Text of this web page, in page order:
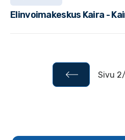
Elinvoimakeskus Kaira -
Sivu